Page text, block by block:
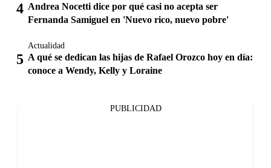
Andrea Nocetti dice por qué casi no acepta ser
Fernanda Samiguel en 'Nuevo rico, nuevo pobre'
Actualidad
A qué se dedican las hijas de Rafael Orozco hoy en día:
conoce a Wendy, Kelly y Loraine
PUBLICIDAD